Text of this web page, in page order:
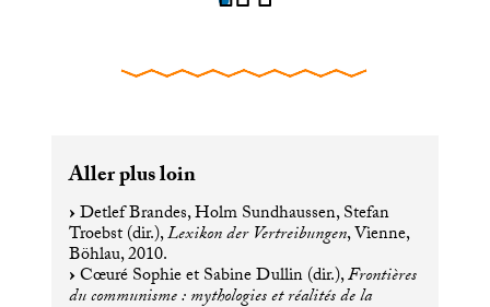
Aller plus loin
Detlef Brandes, Holm Sundhaussen, Stefan
Troebst (dir.),Lexikon der Vertreibungen, Vienne,
Böhlau, 2010.
Cœuré Sophie et Sabine Dullin (dir.),Frontières
du communisme : mythologies et réalités de la